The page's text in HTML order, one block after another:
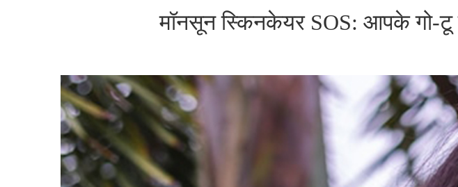
मॉनसून स्किनकेयर SOS: आपके गो-टू